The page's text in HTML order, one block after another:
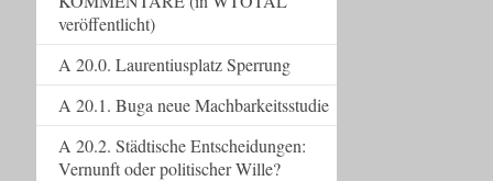
veröffentlicht)
A 20.0. Laurentiusplatz Sperrung
A 20.1. Buga neue Machbarkeitsstudie
A 20.2. Städtische Entscheidungen:
Vernunft oder politischer Wille?